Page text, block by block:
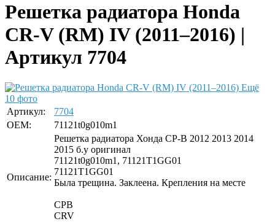
Решетка радиатора Honda
CR-V (RM) IV (2011–2016) |
Артикул 7704
Ещё
10 фото
Артикул:
7704
OEM:
71121t0g010m1
Описание:
Решетка радиатора Хонда СР-В 2012 2013 2014
2015 б.у оригинал
71121t0g010m1, 71121T1GG01
71121T1GG01
Была трещина. Заклеена. Крепления на месте
СРВ
CRV